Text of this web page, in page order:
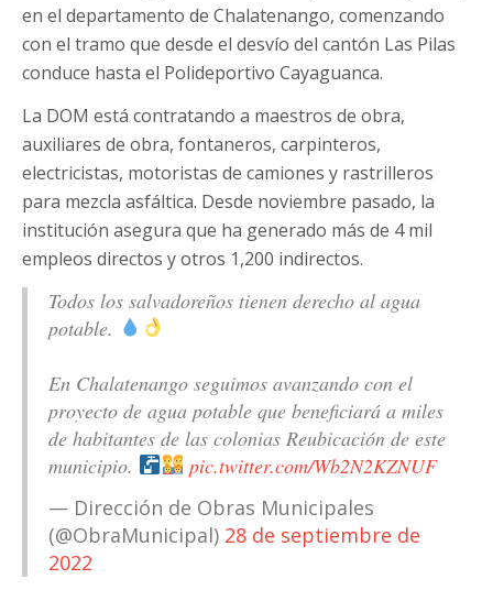
en el departamento de Chalatenango, comenzando
con el tramo que desde el desvío del cantón Las Pilas
conduce hasta el Polideportivo Cayaguanca.
La DOM está contratando a maestros de obra,
auxiliares de obra, fontaneros, carpinteros,
electricistas, motoristas de camiones y rastrilleros
para mezcla asfáltica. Desde noviembre pasado, la
institución asegura que ha generado más de 4 mil
empleos directos y otros 1,200 indirectos.
Todos los salvadoreños tienen derecho al agua
potable.
En Chalatenango seguimos avanzando con el
proyecto de agua potable que beneficiará a miles
de habitantes de las colonias Reubicación de este
municipio.
pic.twitter.com/Wb2N2KZNUF
— Dirección de Obras Municipales
(@ObraMunicipal) 28 de septiembre de
2022